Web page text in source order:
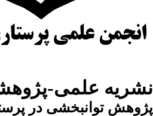
نشریه علمی-
پژوهش توانبخشی در